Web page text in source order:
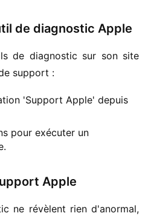
de diagnostic Apple
de diagnostic sur son site
support :
'Support Apple' depuis
pour exécuter un
Apple
ne révèlent rien d'anormal,